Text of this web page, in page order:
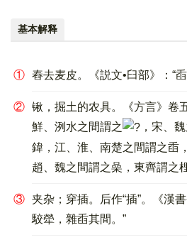
基本解释
① 舂去麦皮。《説文•臼部》：“
② 锹，掘土的农具。《方言》卷
鮮、洌水之間謂之
，宋、
鍏，江、淮、南楚之間謂之臿
趙、魏之間謂之喿，東齊謂之
③ 夹杂；穿插。后作“插”。《漢
駮犖，雜臿其間。”